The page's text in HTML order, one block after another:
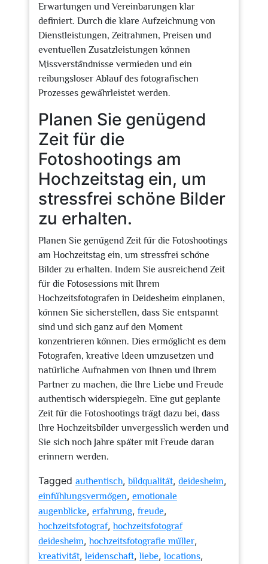
Erwartungen und Vereinbarungen klar
definiert. Durch die klare Aufzeichnung von
Dienstleistungen, Zeitrahmen, Preisen und
eventuellen Zusatzleistungen können
Missverständnisse vermieden und ein
reibungsloser Ablauf des fotografischen
Prozesses gewährleistet werden.
Planen Sie genügend
Zeit für die
Fotoshootings am
Hochzeitstag ein, um
stressfrei schöne Bilder
zu erhalten.
Planen Sie genügend Zeit für die Fotoshootings
am Hochzeitstag ein, um stressfrei schöne
Bilder zu erhalten. Indem Sie ausreichend Zeit
für die Fotosessions mit Ihrem
Hochzeitsfotografen in Deidesheim einplanen,
können Sie sicherstellen, dass Sie entspannt
sind und sich ganz auf den Moment
konzentrieren können. Dies ermöglicht es dem
Fotografen, kreative Ideen umzusetzen und
natürliche Aufnahmen von Ihnen und Ihrem
Partner zu machen, die Ihre Liebe und Freude
authentisch widerspiegeln. Eine gut geplante
Zeit für die Fotoshootings trägt dazu bei, dass
Ihre Hochzeitsbilder unvergesslich werden und
Sie sich noch Jahre später mit Freude daran
erinnern werden.
Tagged authentisch,bildqualität, deidesheim,
einfühlungsvermögen, emotionale
augenblicke, erfahrung, freude,
hochzeitsfotograf,hochzeitsfotograf
deidesheim,hochzeitsfotografie müller,
kreativität,leidenschaft,liebe,locations,